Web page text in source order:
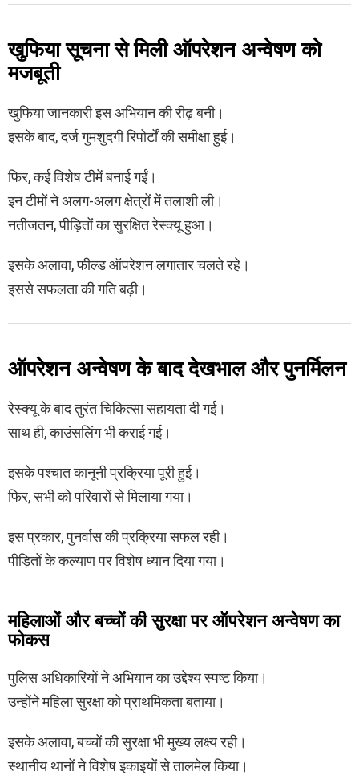
खुफिया सूचना से मिली ऑपरेशन अन्वेषण को
मजबूती
खुफिया जानकारी इस अभियान की रीढ़ बनी।
इसके बाद, दर्ज गुमशुदगी रिपोर्टों की समीक्षा हुई।
फिर, कई विशेष टीमें बनाई गईं।
इन टीमों ने अलग-अलग क्षेत्रों में तलाशी ली।
नतीजतन, पीड़ितों का सुरक्षित रेस्क्यू हुआ।
इसके अलावा, फील्ड ऑपरेशन लगातार चलते रहे।
इससे सफलता की गति बढ़ी।
ऑपरेशन अन्वेषण के बाद देखभाल और पुनर्मिलन
रेस्क्यू के बाद तुरंत चिकित्सा सहायता दी गई।
साथ ही, काउंसलिंग भी कराई गई।
इसके पश्चात कानूनी प्रक्रिया पूरी हुई।
फिर, सभी को परिवारों से मिलाया गया।
इस प्रकार, पुनर्वास की प्रक्रिया सफल रही।
पीड़ितों के कल्याण पर विशेष ध्यान दिया गया।
महिलाओं और बच्चों की सुरक्षा पर ऑपरेशन अन्वेषण का
फोकस
पुलिस अधिकारियों ने अभियान का उद्देश्य स्पष्ट किया।
उन्होंने महिला सुरक्षा को प्राथमिकता बताया।
इसके अलावा, बच्चों की सुरक्षा भी मुख्य लक्ष्य रही।
स्थानीय थानों ने विशेष इकाइयों से तालमेल किया।